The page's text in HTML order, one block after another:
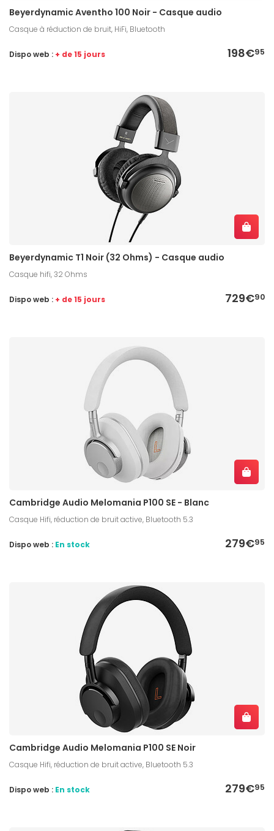
Beyerdynamic Aventho 100 Noir - Casque audio
Casque à réduction de bruit, HiFi, Bluetooth
198€95
Dispo web : + de 15 jours
Beyerdynamic T1 Noir (32 Ohms) - Casque audio
Casque hifi, 32 Ohms
729€90
Dispo web : + de 15 jours
Cambridge Audio Melomania P100 SE - Blanc
Casque Hifi, réduction de bruit active, Bluetooth 5.3
279€95
Dispo web : En stock
Cambridge Audio Melomania P100 SE Noir
Casque Hifi, réduction de bruit active, Bluetooth 5.3
279€95
Dispo web : En stock